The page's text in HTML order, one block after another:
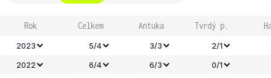
Rok Celkem Antuka Tvrdý p.
2023 5/4 3/3
2/1
2022
6/4 6/3
0/1